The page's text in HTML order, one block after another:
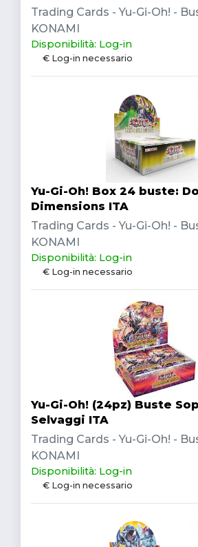
Trading Cards - Yu-Gi-Oh! -
KONAMI
Disponibilità: Log-in
€ Log-in necessario
Yu-Gi-Oh! Box 24 buste:
Dimensions ITA
Trading Cards - Yu-Gi-Oh! -
KONAMI
Disponibilità: Log-in
€ Log-in necessario
Yu-Gi-Oh! (24pz) Buste
Selvaggi ITA
Trading Cards - Yu-Gi-Oh! -
KONAMI
Disponibilità: Log-in
€ Log-in necessario